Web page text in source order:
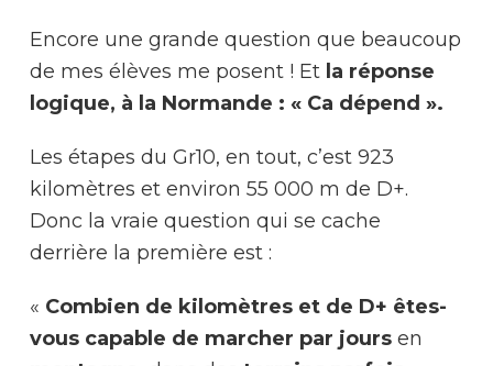
Encore une grande question que beaucoup
de mes élèves me posent ! Et la réponse
logique, à la Normande : « Ca dépend ».
Les étapes du Gr10, en tout, c’est 923
kilomètres et environ 55 000 m de D+.
Donc la vraie question qui se cache
derrière la première est :
« Combien de kilomètres et de D+ êtes-
vous capable de marcher par jours en